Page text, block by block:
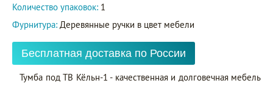
Количество упаковок: 1
Фурнитура: Деревянные ручки в цвет мебели
Бесплатная доставка по России
Тумба под ТВ Кёльн-1 - качественная и долговечная мебель